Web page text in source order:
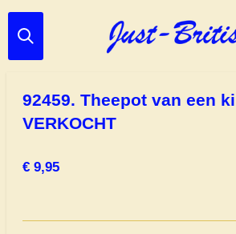
Ga
direct
92459. Theepot van een
VERKOCHT
€ 9,95